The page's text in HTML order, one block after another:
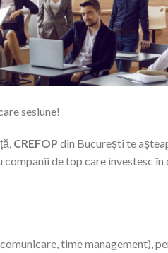
sesiune!
CREFOP din București te
de top care investesc
time management),